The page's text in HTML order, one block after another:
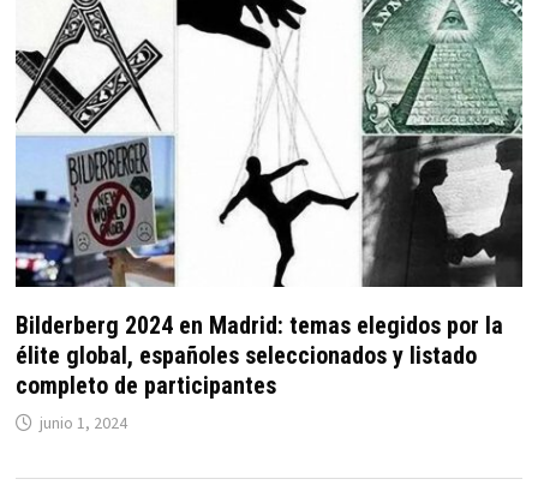
Bilderberg 2024 en Madrid: temas elegidos por la
élite global, españoles seleccionados y listado
completo de participantes
junio 1, 2024